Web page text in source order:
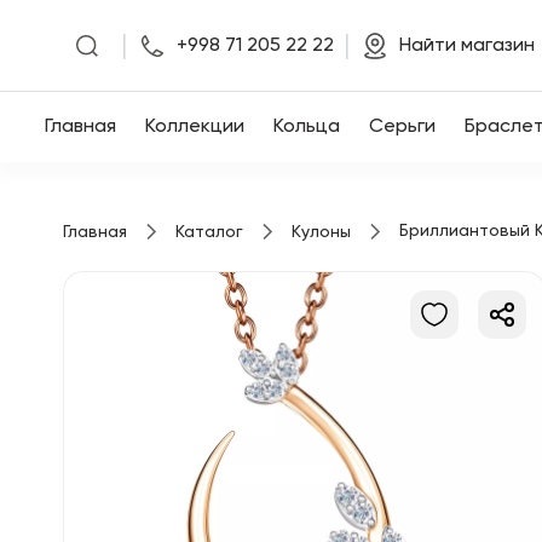
Главная
+998 71 205 22 22 Найти магазин
Главная Коллекции Кольца Серьги
Главная Каталог Кулоны Бриллиантовый